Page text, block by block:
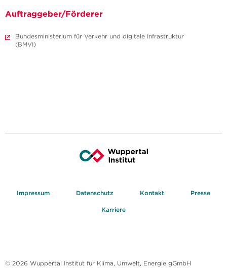
Auftraggeber/Förderer
Bundesministerium für Verkehr und digitale Infrastruktur
(BMVI)
Impressum Datenschutz Kontakt Presse
Karriere
© 2026 Wuppertal Institut für Klima, Umwelt, Energie gGmbH